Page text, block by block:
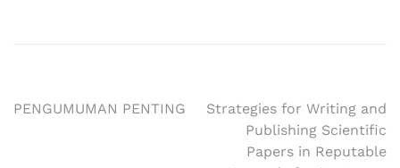
Navigasi
PENGUMUMAN PENTING
Strategies for Writing and
Publishing Scientific
Papers in Reputable